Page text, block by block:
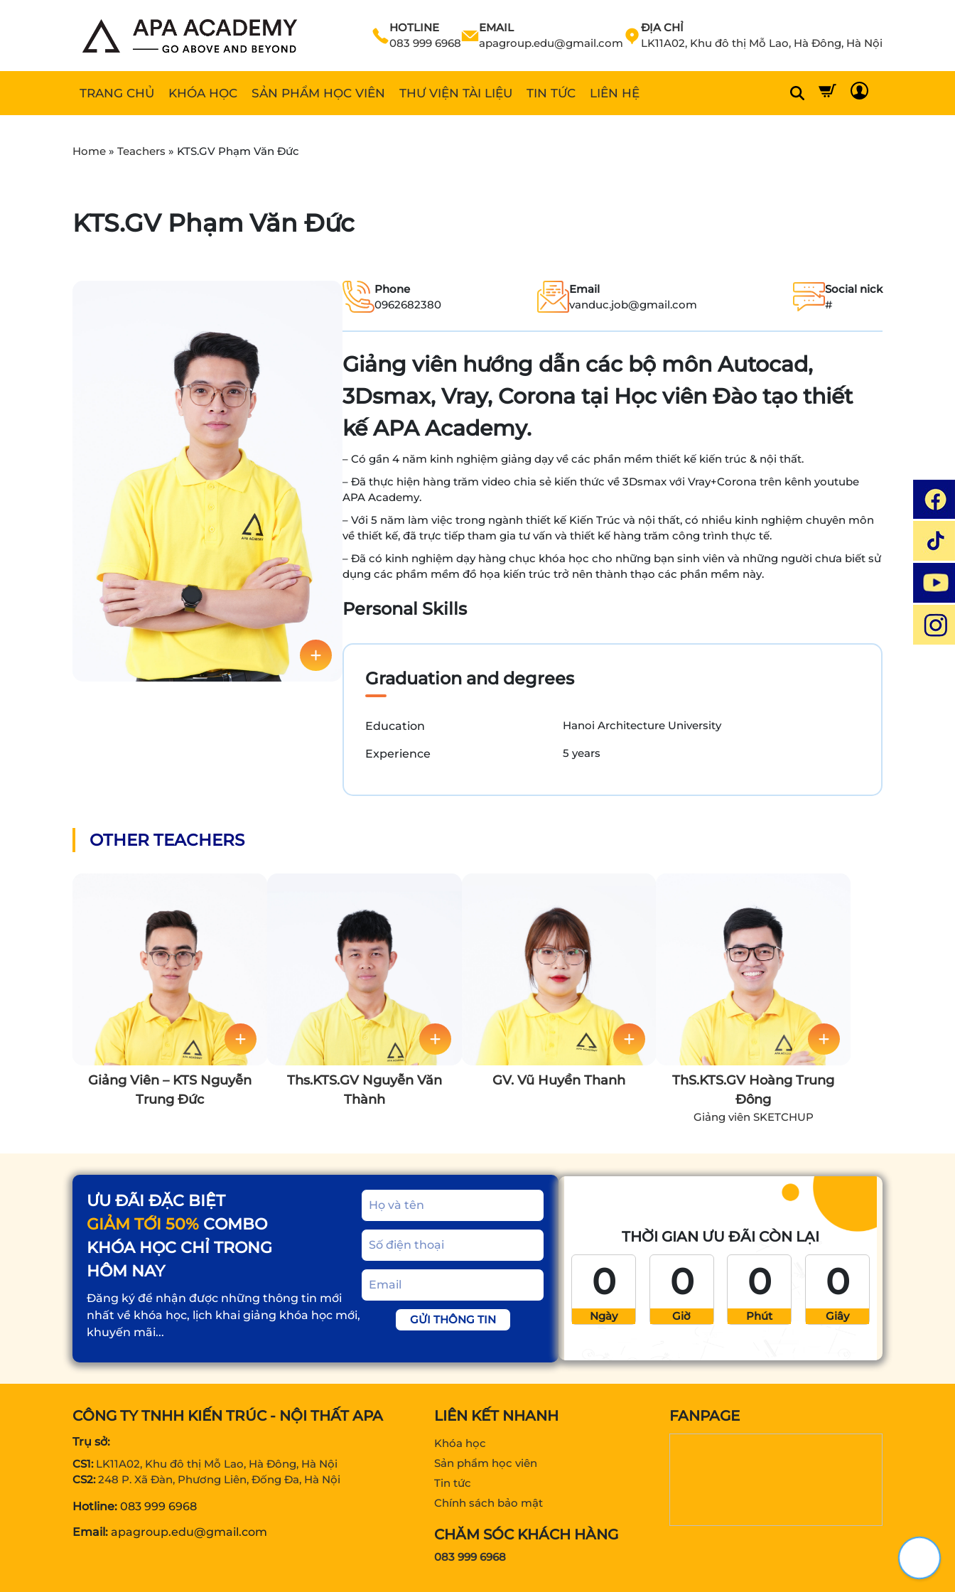
HOTLINE
083 999 6968
EMAIL
apagroup.edu@gmail.com
ĐỊA CHỈ
LK11A02, Khu đô thị Mỗ Lao, Hà Đông, Hà Nội
TRANG CHỦ KHÓA HỌC SẢN PHẨM HỌC VIÊN THƯ VIỆN TÀI LIỆU TIN TỨC LIÊN HỆ
Home » Teachers » KTS.GV Phạm Văn Đức
KTS.GV Phạm Văn Đức
Phone
0962682380
Email
vanduc.job@gmail.com
Social nick
#
Giảng viên hướng dẫn các bộ môn Autocad,
3Dsmax, Vray, Corona tại Học viên Đào tạo thiết
kế APA Academy.
– Có gần 4 năm kinh nghiệm giảng dạy về các phần mềm thiết kế kiến trúc & nội thất.
– Đã thực hiện hàng trăm video chia sẻ kiến thức về 3Dsmax với Vray+Corona trên kênh youtube
APA Academy.
– Với 5 năm làm việc trong ngành thiết kế Kiến Trúc và nội thất, có nhiều kinh nghiệm chuyên môn
về thiết kế, đã trực tiếp tham gia tư vấn và thiết kế hàng trăm công trình thực tế.
– Đã có kinh nghiệm dạy hàng chục khóa học cho những bạn sinh viên và những người chưa biết sử
dụng các phầm mềm đồ họa kiến trúc trở nên thành thạo các phần mềm này.
Personal Skills
Graduation and degrees
Education Hanoi Architecture University
Experience 5 years
OTHER TEACHERS
Giảng Viên – KTS Nguyễn
Trung Đức
Ths.KTS.GV Nguyễn Văn
Thành
GV. Vũ Huyền Thanh
ThS.KTS.GV Hoàng Trung
Đông
Giảng viên SKETCHUP
ƯU ĐÃI ĐẶC BIỆT
GIẢM TỚI 50% COMBO
KHÓA HỌC CHỈ TRONG
HÔM NAY
Đăng ký để nhận được những thông tin mới
nhất về khóa học, lịch khai giảng khóa học mới,
khuyến mãi...
GỬI THÔNG TIN
THỜI GIAN ƯU ĐÃI CÒN LẠI
0
Ngày
0
Giờ
0
Phút
0
Giây
CÔNG TY TNHH KIẾN TRÚC - NỘI THẤT APA
Trụ sở:
CS1: LK11A02, Khu đô thị Mỗ Lao, Hà Đông, Hà Nội
CS2: 248 P. Xã Đàn, Phương Liên, Đống Đa, Hà Nội
Hotline: 083 999 6968
Email: apagroup.edu@gmail.com
LIÊN KẾT NHANH
Khóa học
Sản phẩm học viên
Tin tức
Chính sách bảo mật
CHĂM SÓC KHÁCH HÀNG
083 999 6968
FANPAGE